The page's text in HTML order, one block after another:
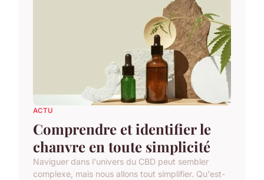
ACTU
Comprendre et identifier le
chanvre en toute simplicité
Naviguer dans l'univers du CBD peut sembler
complexe, mais nous allons tout simplifier. Qu'est-